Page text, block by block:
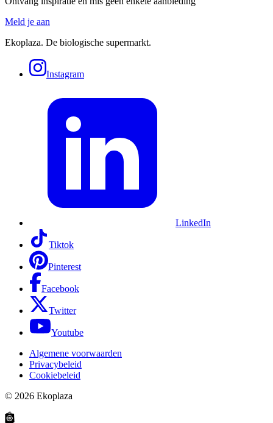
Meld je aan
Ekoplaza. De biologische supermarkt.
Instagram
LinkedIn
Tiktok
Pinterest
Facebook
Twitter
Youtube
Algemene voorwaarden
Privacybeleid
Cookiebeleid
© 2026 Ekoplaza